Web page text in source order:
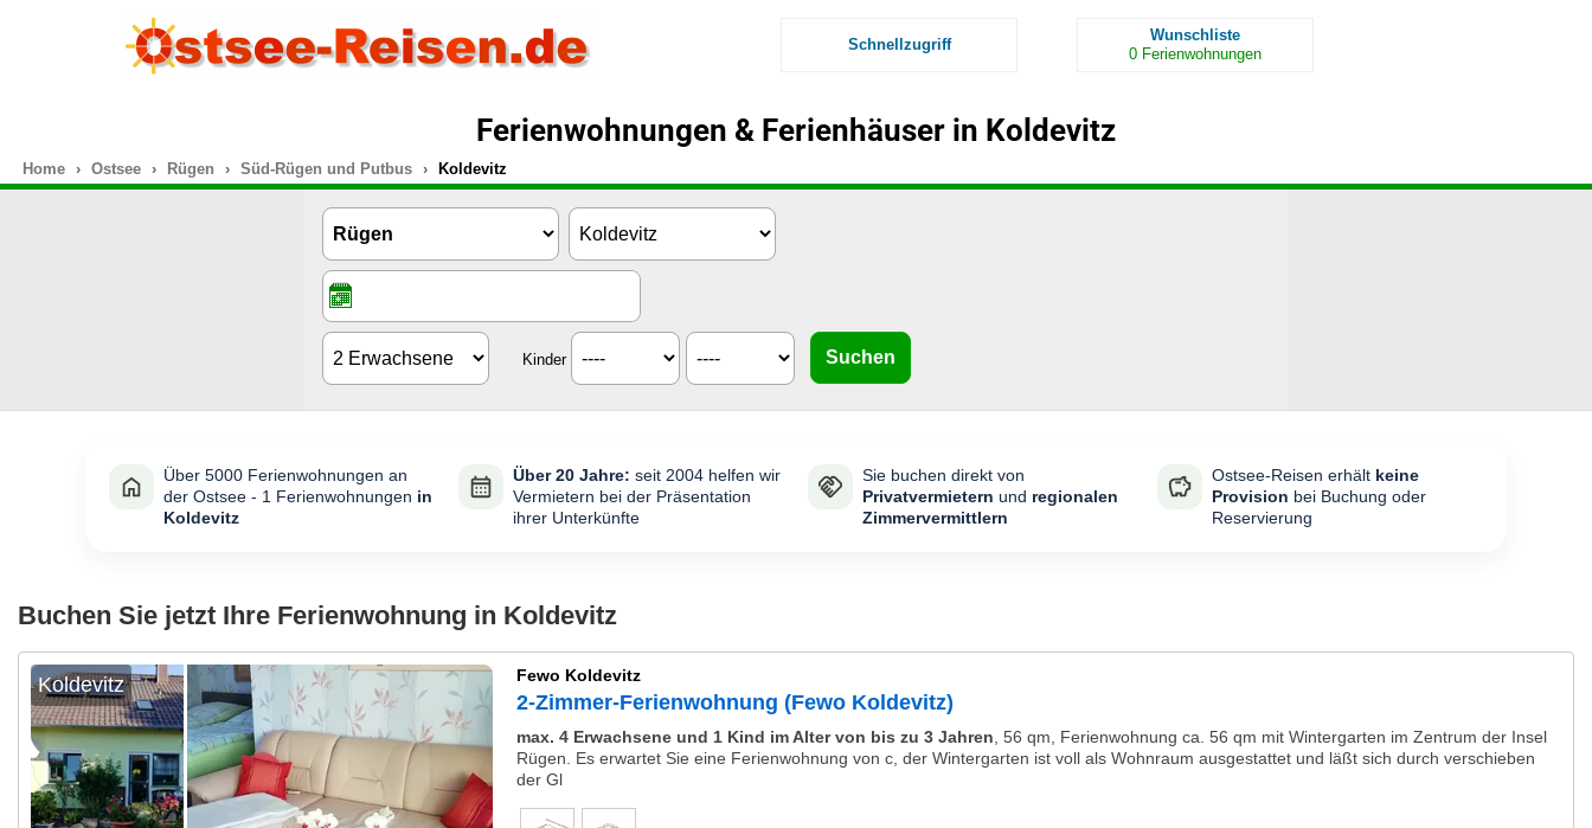
Schnellzugriff
Wunschliste
0 Ferienwohnungen
Ferienwohnungen & Ferienhäuser in Koldevitz
Home Ostsee Rügen Süd-Rügen und Putbus Koldevitz
Kinder
Über 5000 Ferienwohnungen an
der Ostsee - 1 Ferienwohnungen in
Koldevitz
Über 20 Jahre: seit 2004 helfen wir
Vermietern bei der Präsentation
ihrer Unterkünfte
Sie buchen direkt von
Privatvermietern und regionalen
Zimmervermittlern
Ostsee-Reisen erhält keine
Provision bei Buchung oder
Reservierung
Buchen Sie jetzt Ihre Ferienwohnung in Koldevitz
Koldevitz Fewo Koldevitz
2-Zimmer-Ferienwohnung (Fewo Koldevitz)
max. 4 Erwachsene und 1 Kind im Alter von bis zu 3 Jahren, 56 qm, Ferienwohnung ca. 56 qm mit Wintergarten im Zentrum der Insel
Rügen. Es erwartet Sie eine Ferienwohnung von c, der Wintergarten ist voll als Wohnraum ausgestattet und läßt sich durch verschieben
der Gl